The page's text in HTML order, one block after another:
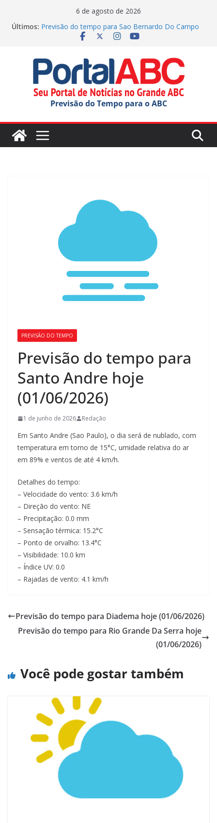
6 de agosto de 2026
Últimos: Previsão do tempo para Sao Bernardo Do Campo
hoje (06/08/2026)
Previsão do tempo para Ribeirao Pires hoje
(06/08/2026)
Previsão do tempo para Maua hoje (06/08/2026)
Previsão do tempo para Diadema hoje
(06/08/2026)
Previsão do Tempo para o ABC
PREVISÃO DO TEMPO
Previsão do tempo para
Santo Andre hoje
(01/06/2026)
1 de junho de 2026 Redação
Em Santo Andre (Sao Paulo), o dia será de nublado, com
temperatura em torno de 15°C, umidade relativa do ar
em 89% e ventos de até 4 km/h.
Detalhes do tempo:
– Velocidade do vento: 3.6 km/h
– Direção do vento: NE
– Precipitação: 0.0 mm
– Sensação térmica: 15.2°C
– Ponto de orvalho: 13.4°C
– Visibilidade: 10.0 km
– Índice UV: 0.0
– Rajadas de vento: 4.1 km/h
Previsão do tempo para Diadema hoje (01/06/2026)
Previsão do tempo para Rio Grande Da Serra hoje
(01/06/2026)
Você pode gostar também